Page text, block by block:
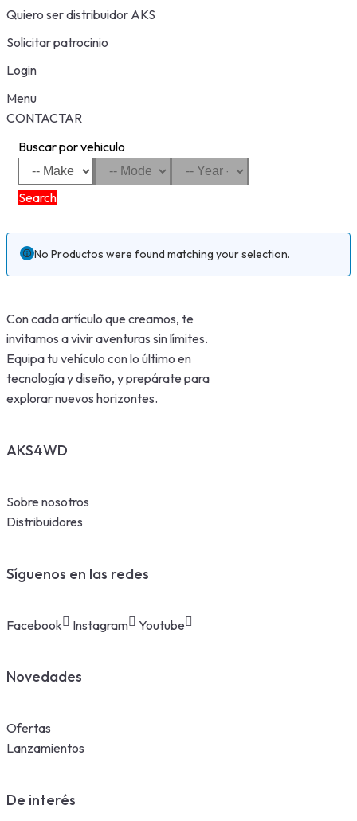
Quiero ser distribuidor AKS
Solicitar patrocinio
Login
Menu
CONTACTAR
Buscar por vehiculo
Search
No Productos were found matching your selection.
Con cada artículo que creamos, te
invitamos a vivir aventuras sin límites.
Equipa tu vehículo con lo último en
tecnología y diseño, y prepárate para
explorar nuevos horizontes.
AKS4WD
Sobre nosotros
Distribuidores
Síguenos en las redes
Facebook Instagram Youtube
Novedades
Ofertas
Lanzamientos
De interés